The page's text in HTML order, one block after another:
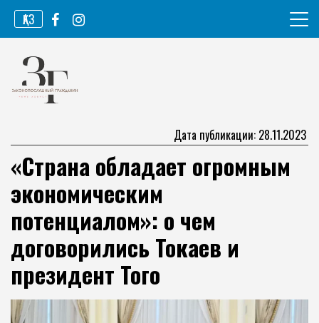
Перейти
содержимому
ҚАЗ
Законопослушный гражданин
Дата публикации: 28.11.2023
«Страна обладает огромным
экономическим
потенциалом»: о чем
договорились Токаев и
президент Того